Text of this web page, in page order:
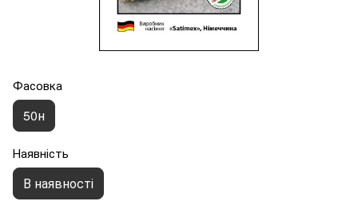
Фасовка
50н
Наявність
В наявності